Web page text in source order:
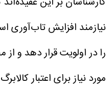
نیازمند افزایش
را در اولویت قرار دهد و
مورد نیاز برای اعتبار